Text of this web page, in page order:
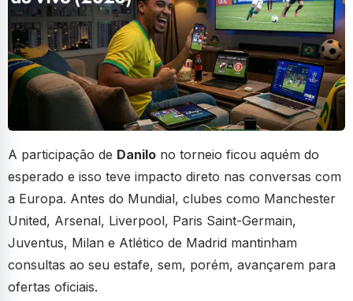
A participação de Danilo no torneio ficou aquém do
esperado e isso teve impacto direto nas conversas com
a Europa. Antes do Mundial, clubes como Manchester
United, Arsenal, Liverpool, Paris Saint-Germain,
Juventus, Milan e Atlético de Madrid mantinham
consultas ao seu estafe, sem, porém, avançarem para
ofertas oficiais.